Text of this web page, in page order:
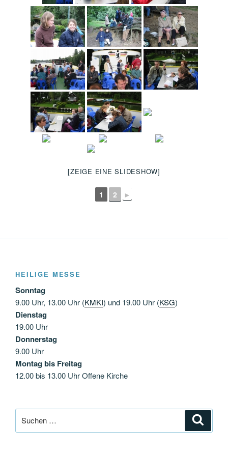
[ZEIGE EINE SLIDESHOW]
1 2 ►
HEILIGE MESSE
Sonntag
9.00 Uhr, 13.00 Uhr (KMKI) und 19.00 Uhr (KSG)
Dienstag
19.00 Uhr
Donnerstag
9.00 Uhr
Montag bis Freitag
12.00 bis 13.00 Uhr Offene Kirche
nach: